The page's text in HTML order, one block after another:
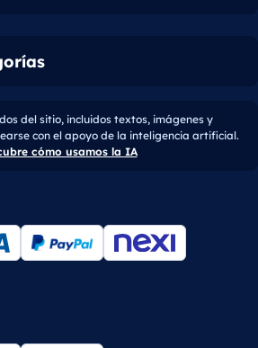
del sitio, incluidos textos, imágenes y
con el apoyo de la inteligencia artificial.
cómo usamos la IA